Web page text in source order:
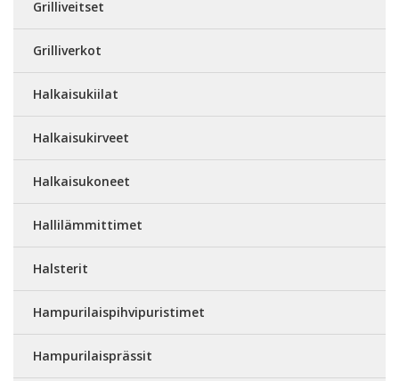
Grilliveitset
Grilliverkot
Halkaisukiilat
Halkaisukirveet
Halkaisukoneet
Hallilämmittimet
Halsterit
Hampurilaispihvipuristimet
Hampurilaisprässit